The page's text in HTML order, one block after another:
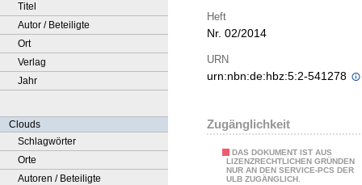
Titel
Autor / Beteiligte
Ort
Verlag
Jahr
Clouds
Schlagwörter
Orte
Autoren / Beteiligte
Heft
Nr. 02/2014
URN
urn:nbn:de:hbz:5:2-541278
Zugänglichkeit
DAS DOKUMENT IST AUS
LIZENZRECHTLICHEN GRÜNDEN
NUR AN DEN SERVICE-PCS DER
ULB ZUGÄNGLICH.